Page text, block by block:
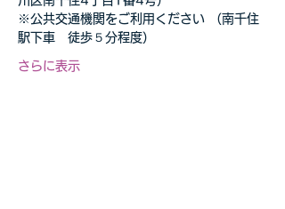
※公共交通機関をご利用ください （南千住
駅下車　徒歩５分程度）
さらに表示